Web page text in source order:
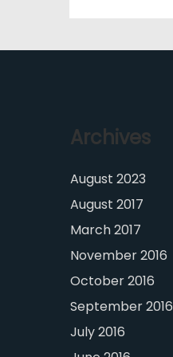
Archives
August 2023
August 2017
March 2017
November 2016
October 2016
September 2016
July 2016